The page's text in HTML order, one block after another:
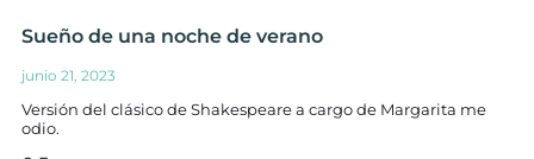
Sueño de una noche de verano
junio 21, 2023
Versión del clásico de Shakespeare a cargo de Margarita me
odio.